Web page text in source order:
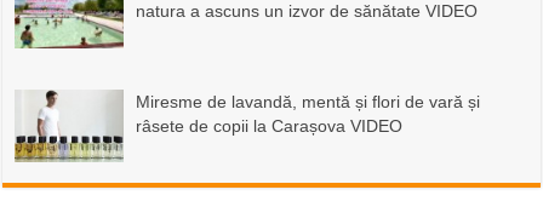
natura a ascuns un izvor de sănătate VIDEO
Miresme de lavandă, mentă și flori de vară și
râsete de copii la Carașova VIDEO